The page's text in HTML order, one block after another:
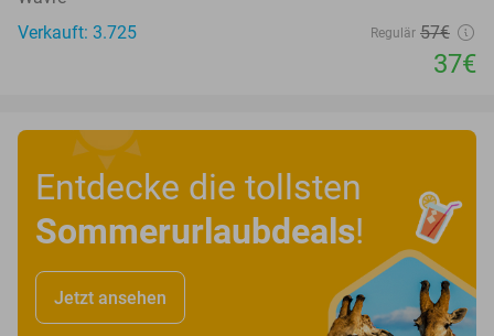
Verkauft: 3.725
Regulär 57€
37€
Entdecke die tollsten
Sommerurlaubdeals!
Jetzt ansehen